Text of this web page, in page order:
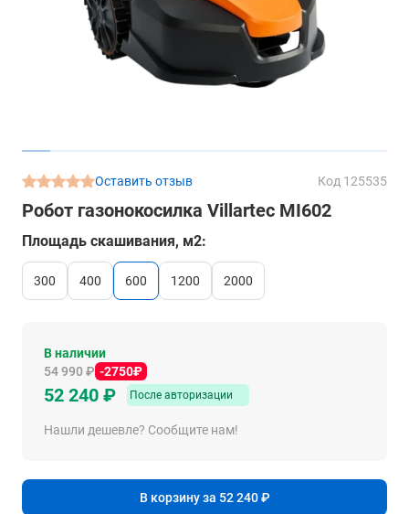
Оставить отзыв Код 125535
Робот газонокосилка Villartec MI602
Площадь скашивания, м2:
300 400 600 1200 2000
В наличии
54 990 ₽ -2750₽
52 240 ₽ После авторизации
Нашли дешевле? Сообщите нам!
В корзину за 52 240 ₽